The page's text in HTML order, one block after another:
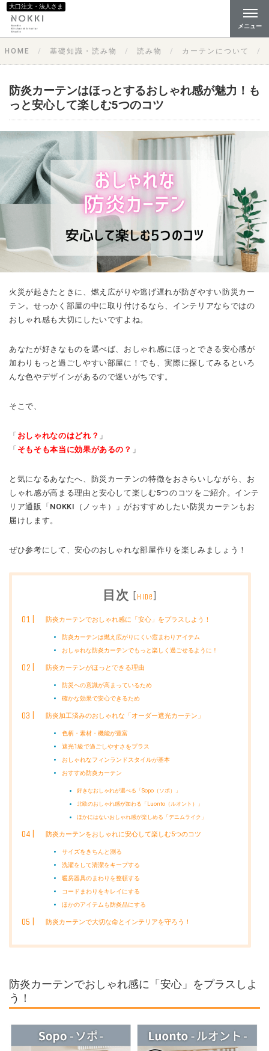
大口注文・法人さま
メニュー
HOME 基礎知識・読み物 読み物 カーテンについて
防炎カーテンはほっとするおしゃれ感が魅力！も
っと安心して楽しむ5つのコツ
火災が起きたときに、燃え広がりや逃げ遅れが防ぎやすい防災カー
テン。せっかく部屋の中に取り付けるなら、インテリアならではの
おしゃれ感も大切にしたいですよね。
あなたが好きなものを選べば、おしゃれ感にほっとできる安心感が
加わりもっと過ごしやすい部屋に！でも、実際に探してみるといろ
んな色やデザインがあるので迷いがちです。
そこで、
「 おしゃれなのはどれ？ 」
「 そもそも本当に効果があるの？ 」
と気になるあなたへ、防災カーテンの特徴をおさらいしながら、お
しゃれ感が高まる理由と安心して楽しむ5つのコツをご紹介。インテ
リア通販「NOKKI（ノッキ）」がおすすめしたい防災カーテンもお
届けします。
ぜひ参考にして、安心のおしゃれな部屋作りを楽しみましょう！
目次 [hide]
防炎カーテンでおしゃれ感に「安心」をプラスしよう！
防炎カーテンは燃え広がりにくい窓まわりアイテム
おしゃれな防炎カーテンでもっと楽しく過ごせるように！
防炎カーテンがほっとできる理由
防災への意識が高まっているため
確かな効果で安心できるため
防炎加工済みのおしゃれな「オーダー遮光カーテン」
色柄・素材・機能が豊富
遮光1級で過ごしやすさをプラス
おしゃれなフィンランドスタイルが基本
おすすめ防炎カーテン
好きなおしゃれが選べる「Sopo（ソポ）」
北欧のおしゃれ感が加わる「Luonto（ルオント）」
ほかにはないおしゃれ感が楽しめる「デニムライク」
防炎カーテンをおしゃれに安心して楽しむ5つのコツ
サイズをきちんと測る
洗濯をして清潔をキープする
暖房器具のまわりを整頓する
コードまわりをキレイにする
ほかのアイテムも防炎品にする
防炎カーテンで大切な命とインテリアを守ろう！
防炎カーテンでおしゃれ感に「安心」をプラスしよ
う！